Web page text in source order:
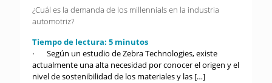
¿Cuál es la demanda de los millennials en la industria
automotriz?
Tiempo de lectura: 5 minutos
· Según un estudio de Zebra Technologies, existe
actualmente una alta necesidad por conocer el origen y el
nivel de sostenibilidad de los materiales y las […]